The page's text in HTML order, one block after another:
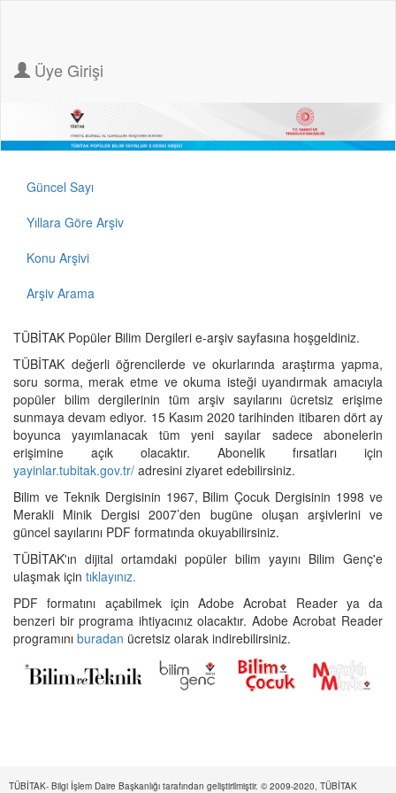
Üye Girişi
Güncel Sayı
Yıllara Göre Arşiv
Konu Arşivi
Arşiv Arama
TÜBİTAK Popüler Bilim Dergileri e-arşiv sayfasına hoşgeldiniz.
TÜBİTAK değerli öğrencilerde ve okurlarında araştırma yapma,
soru sorma, merak etme ve okuma isteği uyandırmak amacıyla
popüler bilim dergilerinin tüm arşiv sayılarını ücretsiz erişime
sunmaya devam ediyor. 15 Kasım 2020 tarihinden itibaren dört ay
boyunca yayımlanacak tüm yeni sayılar sadece abonelerin
erişimine açık olacaktır. Abonelik fırsatları için
yayinlar.tubitak.gov.tr/ adresini ziyaret edebilirsiniz.
Bilim ve Teknik Dergisinin 1967, Bilim Çocuk Dergisinin 1998 ve
Merakli Minik Dergisi 2007’den bugüne oluşan arşivlerini ve
güncel sayılarını PDF formatında okuyabilirsiniz.
TÜBİTAK'ın dijital ortamdaki popüler bilim yayını Bilim Genç'e
ulaşmak için tıklayınız.
PDF formatını açabilmek için Adobe Acrobat Reader ya da
benzeri bir programa ihtiyacınız olacaktır. Adobe Acrobat Reader
programını buradan ücretsiz olarak indirebilirsiniz.
TÜBİTAK- Bilgi İşlem Daire Başkanlığı tarafından geliştirilmiştir. © 2009-2020, TÜBİTAK